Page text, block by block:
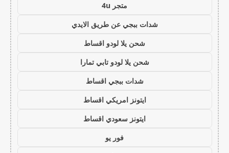
متجر 4u
شدات ببجي عن طريق الايدي
شحن يلا لودو اقساط
شحن يلا لودو تابي تمارا
شدات ببجي اقساط
ايتونز امريكي اقساط
ايتونز سعودي اقساط
فور يو